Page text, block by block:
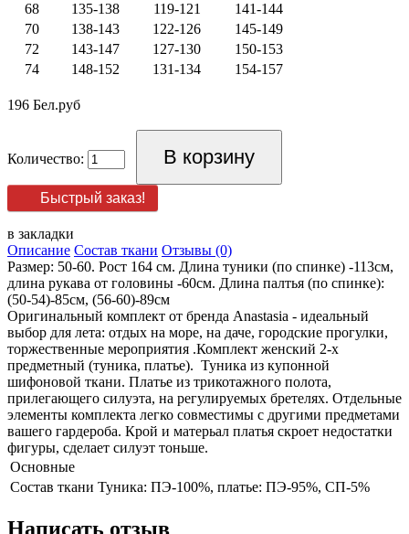
68
135-138 119-121
141-144
70
138-143 122-126
145-149
72
143-147 127-130
150-153
74
148-152 131-134 154-157
196 Бел.руб
Количество:
Быстрый заказ!
в закладки
Описание Состав ткани Отзывы (0)
Размер: 50-60. Рост 164 см. Длина туники (по спинке) -113см,
длина рукава от головины -60см. Длина палтья (по спинке):
(50-54)-85см, (56-60)-89см
Оригинальный комплект от бренда Anastasia - идеальный
выбор для лета: отдых на море, на даче, городские прогулки,
торжественные мероприятия .Комплект женский 2-х
предметный (туника, платье). Туника из купонной
шифоновой ткани. Платье из трикотажного полота,
прилегающего силуэта, на регулируемых бретелях. Отдельные
элементы комплекта легко совместимы с другими предметами
вашего гардероба. Крой и матерьал платья скроет недостатки
фигуры, сделает силуэт тоньше.
Основные
Состав ткани Туника: ПЭ-100%, платье: ПЭ-95%, СП-5%
Написать отзыв